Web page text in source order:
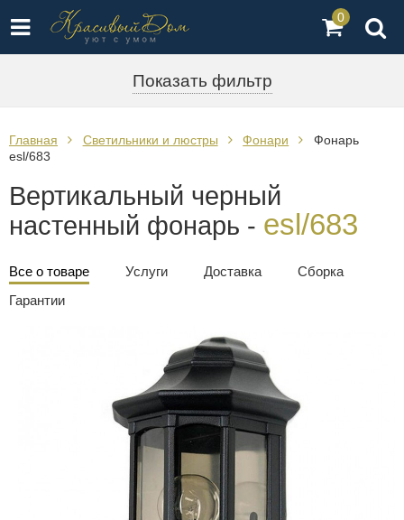
0
Показать фильтр
Главная Светильники и люстры Фонари
Фонарь
esl/683
Вертикальный черный
настенный фонарь - esl/683
Все о товаре Услуги Доставка
Сборка
Гарантии